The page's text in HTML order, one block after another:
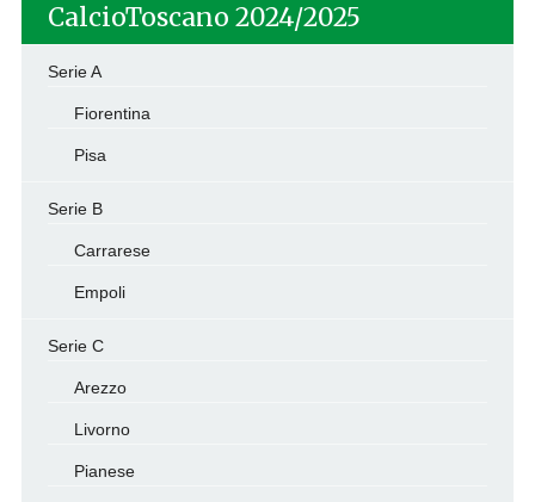
CalcioToscano 2024/2025
Serie A
Fiorentina
Pisa
Serie B
Carrarese
Empoli
Serie C
Arezzo
Livorno
Pianese